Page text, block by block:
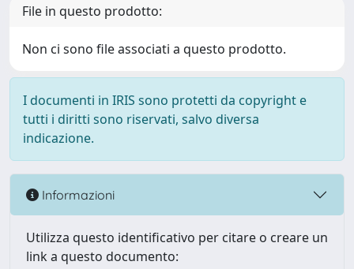
File in questo prodotto:
Non ci sono file associati a questo prodotto.
I documenti in IRIS sono protetti da copyright e
tutti i diritti sono riservati, salvo diversa
indicazione.
Informazioni
Utilizza questo identificativo per citare o creare un
link a questo documento: